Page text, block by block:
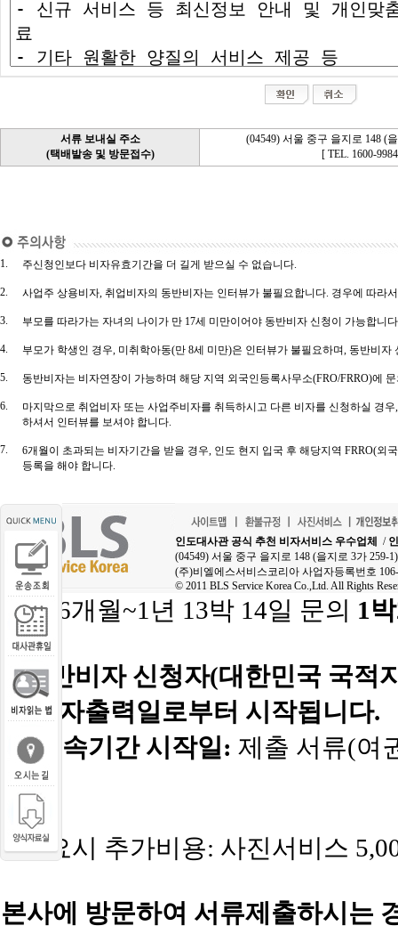
서류 보내실 주소
(택배발송 및 방문접수)
(04549) 서울 중구 을지로 148 (
[ TEL. 1600-
1. 주신청인보다 비자유효기간을 더 길게 받으실 수 없습니다.
2. 사업주 상용비자, 취업비자의 동반비자는 인터뷰가 불필요합니다. 경우에 따라
3. 부모를 따라가는 자녀의 나이가 만 17세 미만이어야 동반비자 신청이 가능합니
4. 부모가 학생인 경우, 미취학아동(만 8세 미만)은 인터뷰가 불필요하며, 동반비자
5. 동반비자는 비자연장이 가능하며 해당 지역 외국인등록사무소(FRO/FRRO)에
6.
마지막으로 취업비자 또는 사업주비자를 취득하시고 다른 비자를 신청하실 경
하셔서 인터뷰를 보셔야 합니다.
7.
6개월이 초과되는 비자기간을 받을 경우, 인도 현지 입국 후 해당지역 FRRO(외
등록을 해야 합니다.
인도대사관 공식 추천 비자서비스 우수업체 /
(04549) 서울 중구 을지로 148 (을지로 3가
(주)비엘에스서비스코리아 사업자등록번호
© 2011 BLS Service Korea Co.,Ltd. All Rights
문의 6개월~1년 13박 14일 문의 1
■일반비자 신청자(대한민국 국적
의 비자출력일로부터 시작됩니다.
■*수속기간 시작일: 제출 서류(여
준)
* 필요시 추가비용: 사진서비스
본사에 방문하여 서류제출하시는